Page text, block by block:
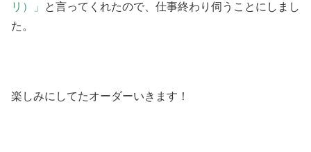
リ）」
と言ってくれたので、仕事終わり伺うことにしまし
た。
楽しみにしてたオーダーいきます！